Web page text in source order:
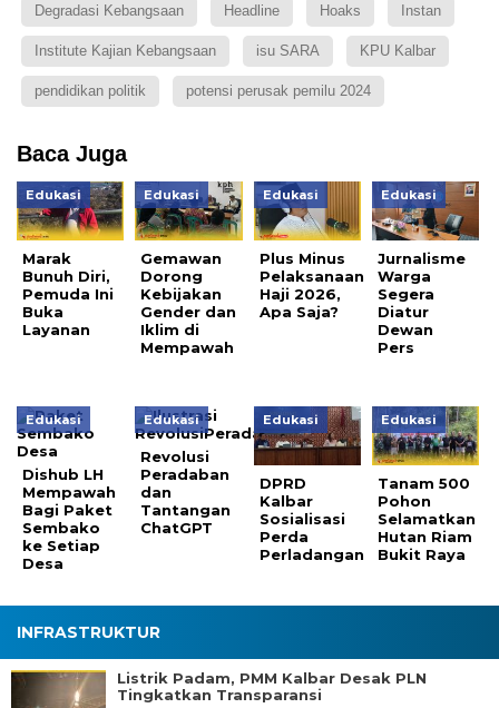
Degradasi Kebangsaan Headline Hoaks Instan
Institute Kajian Kebangsaan isu SARA KPU Kalbar
pendidikan politik potensi perusak pemilu 2024
Baca Juga
Edukasi
Marak
Bunuh Diri,
Pemuda Ini
Buka
Layanan
Edukasi
Gemawan
Dorong
Kebijakan
Gender dan
Iklim di
Mempawah
Edukasi
Plus Minus
Pelaksanaan
Haji 2026,
Apa Saja?
Edukasi
Jurnalisme
Warga
Segera
Diatur
Dewan
Pers
Edukasi
Dishub LH
Mempawah
Bagi Paket
Sembako
ke Setiap
Desa
Edukasi
Revolusi
Peradaban
dan
Tantangan
ChatGPT
Edukasi
DPRD
Kalbar
Sosialisasi
Perda
Perladangan
Edukasi
Tanam 500
Pohon
Selamatkan
Hutan Riam
Bukit Raya
INFRASTRUKTUR
Listrik Padam, PMM Kalbar Desak PLN
Tingkatkan Transparansi